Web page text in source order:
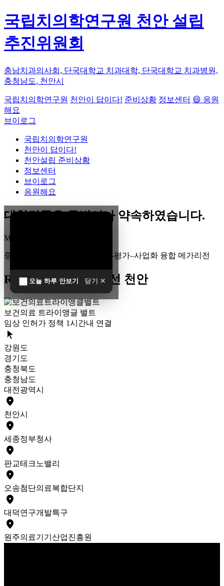
국립치의학연구원 천안 설립
추진위원회
충남치과의사회, 단국대학교 치과대학, 단국대학교 치과병원,
충청남도, 천안시
국립치의학연구원 천안이 답이다! 준비상황 정보센터 😄 응원
해요
브이로그
국립치의학연구원
천안이 답이다!
천안설립 준비상황
정보센터
브이로그
응원해요
오늘 하루 안보기 닫기 ✕
대한민국은 두번이나 약속하였습니다.
MEGA
중부권 전체를 잇는 연구–임상–평가–사업화 융합 메가리전
R&D 남방한계 최전선 천안
보건의료 트라이앵글 밸트
임상 인허가 정책 1시간내 연결
arrow_selector_tool
강원도
경기도
충청북도
충청남도
대전광역시
place
천안시
place
세종정부청사
place
판교테크노밸리
place
오송첨단의료복합단지
place
대덕연구개발특구
place
원주의료기기산업진흥원